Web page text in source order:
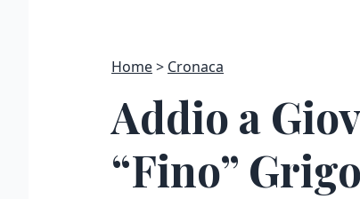
Home Cronaca
Addio a
“Fino”